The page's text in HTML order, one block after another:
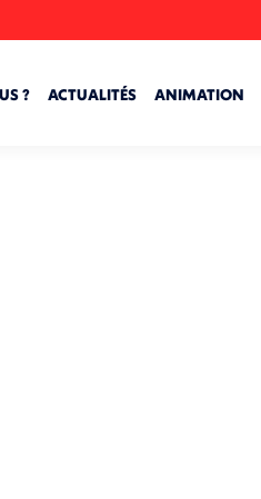
? ACTUALITÉS ANIMATION